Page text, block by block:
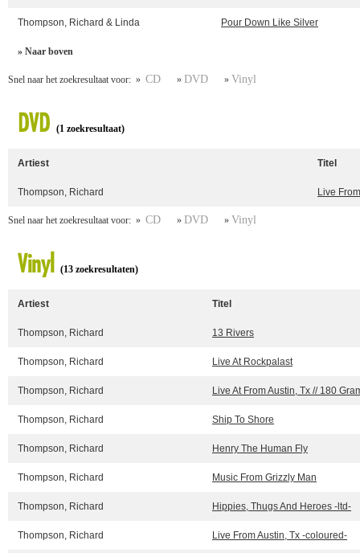
Thompson, Richard & Linda Pour Down Like Silver
» Naar boven
Snel naar het zoekresultaat voor: » CD » DVD » Vinyl
DVD (1 zoekresultaat)
Artiest Titel
Thompson, Richard Live
Snel naar het zoekresultaat voor: » CD » DVD » Vinyl
Vinyl (13 zoekresultaten)
Artiest Titel
Thompson, Richard 13 Rivers
Thompson, Richard Live At Rockpalast
Thompson, Richard Live At From Austin, Tx // 180
Thompson, Richard Ship To Shore
Thompson, Richard Henry The Human Fly
Thompson, Richard Music From Grizzly Man
Thompson, Richard Hippies, Thugs And Heroes -ltd-
Thompson, Richard Live From Austin, Tx -coloured-